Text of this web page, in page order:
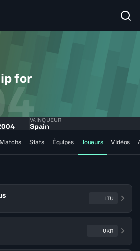
for
VAINQUEUR
Spain
Matchs Stats Équipes Joueurs Vidéos
LTU
UKR